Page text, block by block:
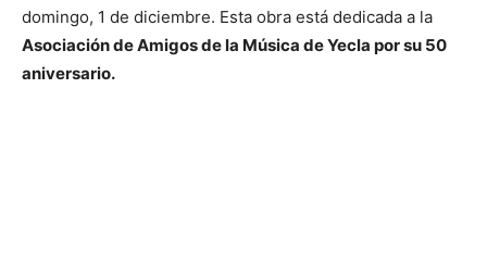
domingo, 1 de diciembre. Esta obra está dedicada a la
Asociación de Amigos de la Música de Yecla por su 50
aniversario.